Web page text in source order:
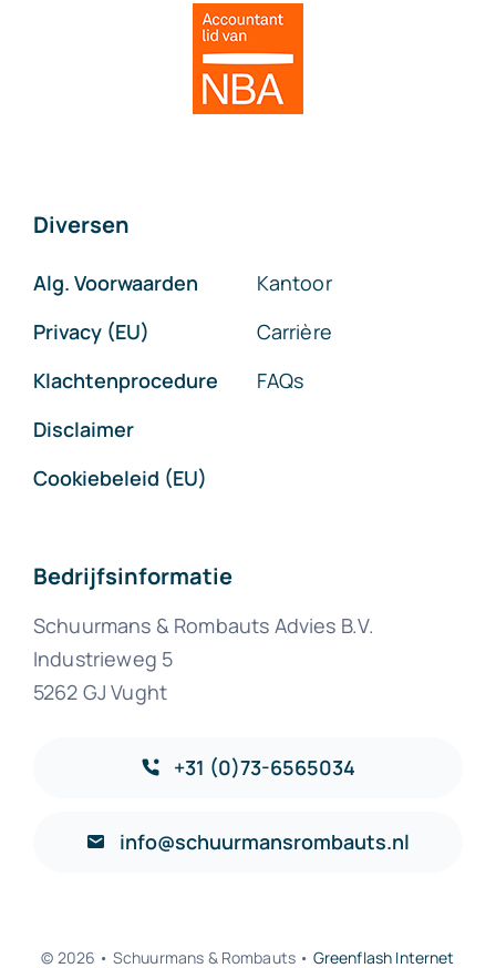
Diversen
Alg. Voorwaarden
Privacy (EU)
Klachtenprocedure
Disclaimer
Cookiebeleid (EU)
Kantoor
Carrière
FAQs
Bedrijfsinformatie
Schuurmans & Rombauts Advies B.V.
Industrieweg 5
5262 GJ Vught
+31 (0)73-6565034
info@schuurmansrombauts.nl
© 2026 • Schuurmans & Rombauts • Greenflash Internet